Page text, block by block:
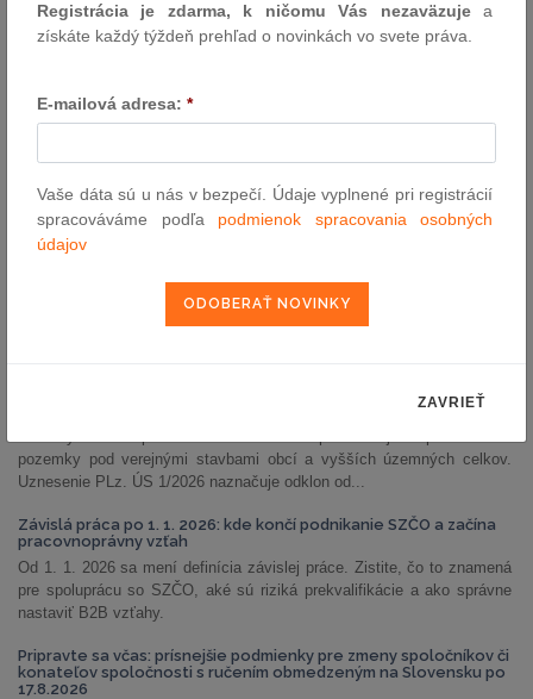
Názov:
Text:
PLz. ÚS 1/2026: Ústavný súd otvoril priestor na prehodnotenie
pozemky pod verejnými stavbami obcí a vyšších územných celkov.
Uznesenie PLz. ÚS 1/2026 naznačuje odklon od...
Závislá práca po 1. 1. 2026: kde končí podnikanie SZČO a začína
pracovnoprávny vzťah
Od 1. 1. 2026 sa mení definícia závislej práce. Zistite, čo to znamená
pre spoluprácu so SZČO, aké sú riziká prekvalifikácie a ako správne
nastaviť B2B vzťahy.
Pripravte sa včas: prísnejšie podmienky pre zmeny spoločníkov či
konateľov spoločnosti s ručením obmedzeným na Slovensku po
17.8.2026
Registrácia je zdarma, k ničomu Vás nezaväzujea
získáte každý týždeň prehľad o novinkách vo svete práva.
E-mailová adresa: *
Vaše dáta sú u nás v bezpečí. Údaje vyplnené pri registrácií
spracováváme podľa podmienok spracovania osobných
údajov
ZAVRIEŤ